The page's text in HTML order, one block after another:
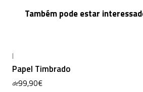
Também pode estar
|
Papel Timbrado
de99,90€